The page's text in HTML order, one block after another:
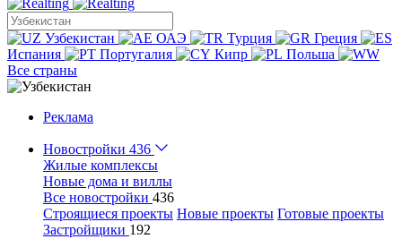
Узбекистан ОАЭ Турция
Греция
Испания
Португалия Кипр
Польша
Все страны
Реклама
Новостройки 436
Жилые комплексы
Новые дома и виллы
Все новостройки 436
Строящиеся проекты Новые проекты Готовые проекты
Застройщики 192